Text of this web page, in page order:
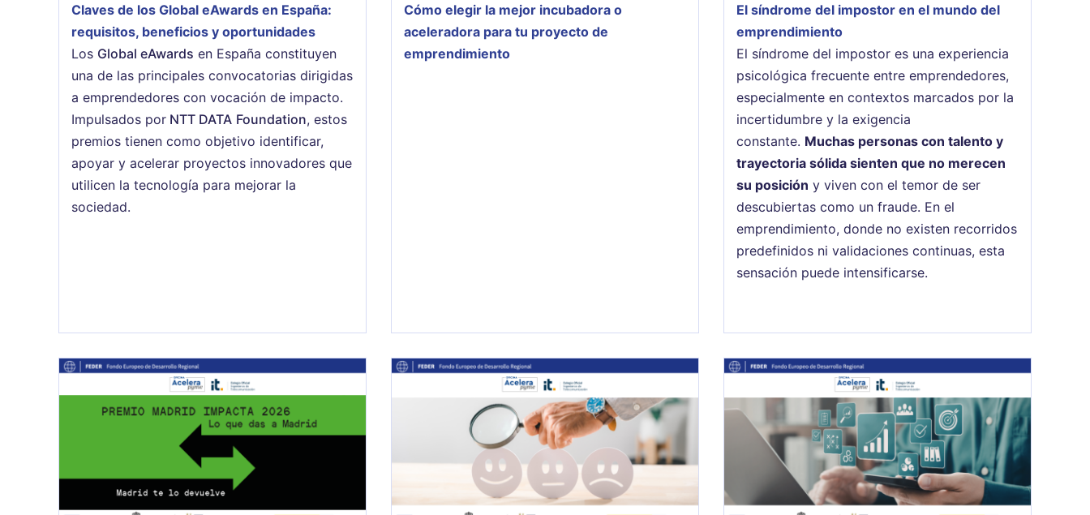
Claves de los Global eAwards en España:
requisitos, beneficios y oportunidades
Los Global eAwards en España constituyen
una de las principales convocatorias dirigidas
a emprendedores con vocación de impacto.
Impulsados por NTT DATA Foundation, estos
premios tienen como objetivo identificar,
apoyar y acelerar proyectos innovadores que
utilicen la tecnología para mejorar la
sociedad.
Cómo elegir la mejor incubadora o
aceleradora para tu proyecto de
emprendimiento
El síndrome del impostor en el mundo del
emprendimiento
El síndrome del impostor es una experiencia
psicológica frecuente entre emprendedores,
especialmente en contextos marcados por la
incertidumbre y la exigencia
constante. Muchas personas con talento y
trayectoria sólida sienten que no merecen
su posición y viven con el temor de ser
descubiertas como un fraude. En el
emprendimiento, donde no existen recorridos
predefinidos ni validaciones continuas, esta
sensación puede intensificarse.